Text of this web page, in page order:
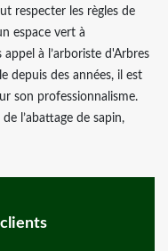
respecter les règles de
espace vert à
à l’arboriste d'Arbres
depuis des années, il est
son professionnalisme.
l’abattage de sapin,
clients